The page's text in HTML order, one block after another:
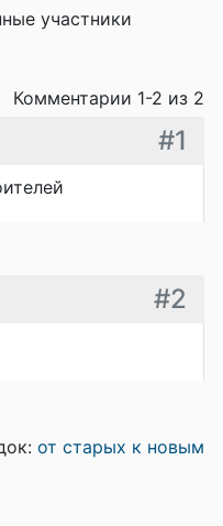
участники
Комментарии 1-2 из 2
#1
#2
от старых к новым